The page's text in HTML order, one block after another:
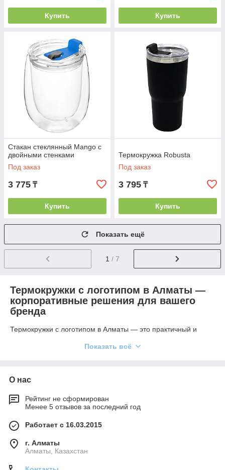
Купить Купить
Стакан стеклянный Mango с
двойными стенками
Под заказ
3 775 ₸
Купить
Термокружка Robusta
Под заказ
3 795 ₸
Купить
Показать ещё
1 / 7
Термокружки с логотипом в Алматы —
корпоративные решения для вашего
бренда
Термокружки с логотипом в Алматы — это практичный и
сочетает в себе удобство ежедневного использования и
полезный сувенир для клиентов, сотрудников и партнёров.
классических до премиальных металлических термокружек
— вы можете подобрать вариант под любой стиль компании
и бюджет. Надёжные материалы и качественная
термоизоляция позволяют долго сохранять температуру
напитков, делая изделие максимально удобным в
повседневной жизни.
Показать всё
О нас
Рейтинг не сформирован
Менее 5 отзывов за последний год
Работает с 16.03.2015
г. Алматы
Алматы, Казахстан